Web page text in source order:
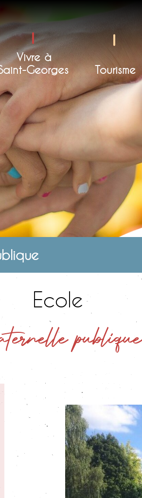
Vivre à
Georges
Tourisme
Ecole
publique